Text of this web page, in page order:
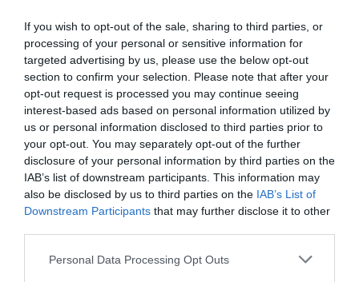
If you wish to opt-out of the sale, sharing to third parties, or
processing of your personal or sensitive information for
targeted advertising by us, please use the below opt-out
section to confirm your selection. Please note that after your
opt-out request is processed you may continue seeing
interest-based ads based on personal information utilized by
us or personal information disclosed to third parties prior to
your opt-out. You may separately opt-out of the further
disclosure of your personal information by third parties on the
IAB’s list of downstream participants. This information may
also be disclosed by us to third parties on the IAB’s List of
Downstream Participants that may further disclose it to other
Personal Data Processing Opt Outs
Popular Tags
ADAPTIT